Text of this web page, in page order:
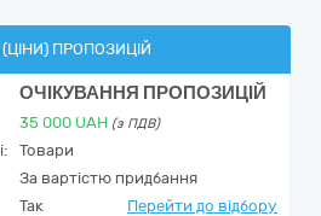
ПРОПОЗИЦІЙ
ОЧІКУВАННЯ ПРОПОЗИЦІЙ
35 000 UAH (з ПДВ)
Товари
За вартістю придбання
Так Перейти до відбору